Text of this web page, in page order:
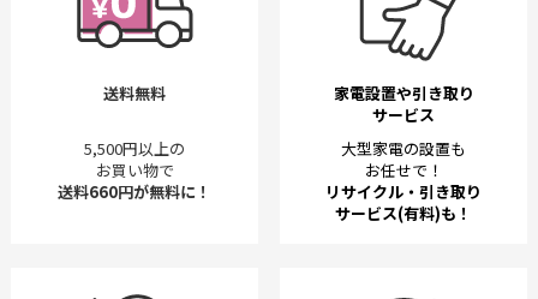
送料無料
5,500円以上の
お買い物で
送料660円が無料に！
家電設置や引き取り
サービス
大型家電の設置も
お任せで！
リサイクル・引き取り
サービス(有料)も！